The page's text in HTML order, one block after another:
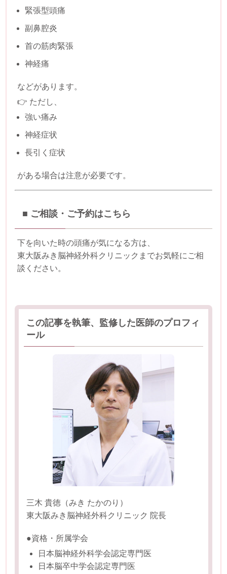
緊張型頭痛
副鼻腔炎
首の筋肉緊張
神経痛
などがあります。
👉 ただし、
強い痛み
神経症状
長引く症状
がある場合は注意が必要です。
■ ご相談・ご予約はこちら
下を向いた時の頭痛が気になる方は、
東大阪みき脳神経外科クリニックまでお気軽にご相
談ください。
この記事を執筆、監修した医師のプロフィ
ール
三木 貴徳（みき たかのり）
東大阪みき脳神経外科クリニック 院長
●資格・所属学会
日本脳神経外科学会認定専門医
日本脳卒中学会認定専門医